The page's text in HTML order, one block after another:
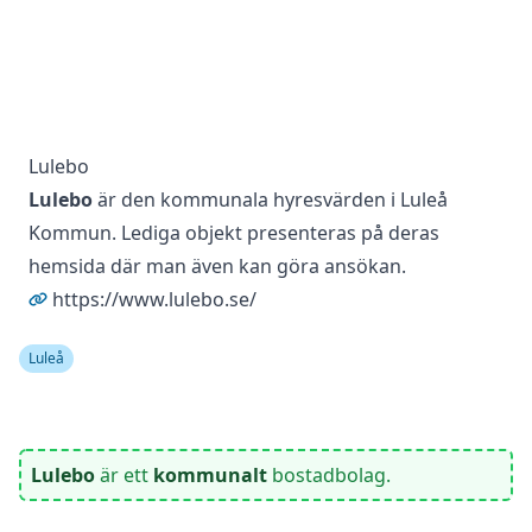
Lulebo
Luleboär den kommunala hyresvärden i Luleå
Kommun. Lediga objekt presenteras på deras
hemsida där man även kan göra ansökan.
https://www.lulebo.se/
Luleå
Luleboär ett kommunalt bostadbolag.